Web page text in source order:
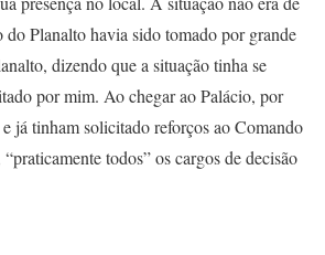
Planalto havia sido tomado por grande
dizendo que a situação tinha se
por mim. Ao chegar ao Palácio, por
já tinham solicitado reforços ao Comando
todos” os cargos de decisão